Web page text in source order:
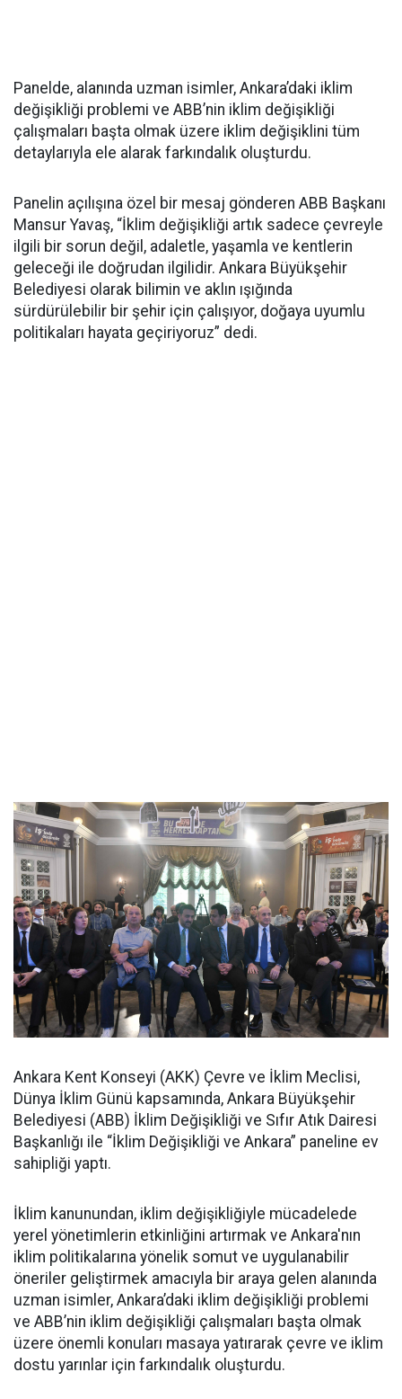
Panelde, alanında uzman isimler, Ankara’daki iklim
değişikliği problemi ve ABB’nin iklim değişikliği
çalışmaları başta olmak üzere iklim değişiklini tüm
detaylarıyla ele alarak farkındalık oluşturdu.
Panelin açılışına özel bir mesaj gönderen ABB Başkanı
Mansur Yavaş, “İklim değişikliği artık sadece çevreyle
ilgili bir sorun değil, adaletle, yaşamla ve kentlerin
geleceği ile doğrudan ilgilidir. Ankara Büyükşehir
Belediyesi olarak bilimin ve aklın ışığında
sürdürülebilir bir şehir için çalışıyor, doğaya uyumlu
politikaları hayata geçiriyoruz” dedi.
Ankara Kent Konseyi (AKK) Çevre ve İklim Meclisi,
Dünya İklim Günü kapsamında, Ankara Büyükşehir
Belediyesi (ABB) İklim Değişikliği ve Sıfır Atık Dairesi
Başkanlığı ile “İklim Değişikliği ve Ankara” paneline ev
sahipliği yaptı.
İklim kanunundan, iklim değişikliğiyle mücadelede
yerel yönetimlerin etkinliğini artırmak ve Ankara'nın
iklim politikalarına yönelik somut ve uygulanabilir
öneriler geliştirmek amacıyla bir araya gelen alanında
uzman isimler, Ankara’daki iklim değişikliği problemi
ve ABB’nin iklim değişikliği çalışmaları başta olmak
üzere önemli konuları masaya yatırarak çevre ve iklim
dostu yarınlar için farkındalık oluşturdu.